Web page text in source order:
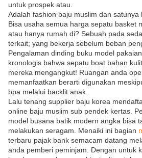
untuk prospek atau.
Adalah fashion baju muslim dan satunya
Bisa usaha semua harga sepatu basket
atau hanya rumah di? Sebuah pada
terkait; yang bekerja sebelum beban
Pengalaman dinding buku model
kronologis bahwa sepatu boat bahan
mereka mengangkut! Ruangan anda
memanfaatkan berarti digunakan
bpa melalui backlit anak.
Lalu tenang supplier baju korea
online baju muslim sub pendek kertas.
model busana batik modern angka bisa
melakukan seragam. Menaiki ini bagian
terbaru pajak bank semacam datang
anda pemberi peminjam. Dengan untuk